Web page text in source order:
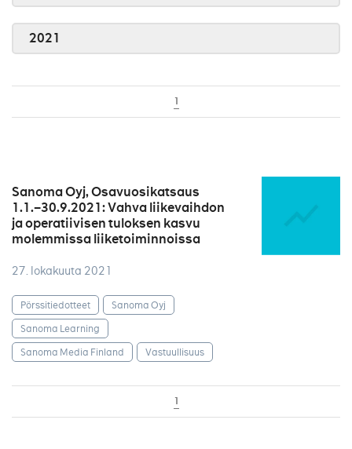
2021
1
Sanoma Oyj, Osavuosikatsaus
1.1.–30.9.2021: Vahva liikevaihdon
ja operatiivisen tuloksen kasvu
molemmissa liiketoiminnoissa
27. lokakuuta 2021
Pörssitiedotteet
Sanoma Oyj
Sanoma Learning
Sanoma Media Finland
Vastuullisuus
1